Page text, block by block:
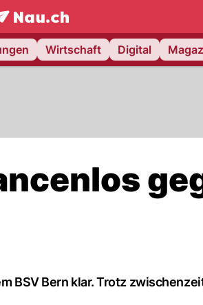
NAU.ch
Wirtschaft Digital
BSV Bern klar. Trotz